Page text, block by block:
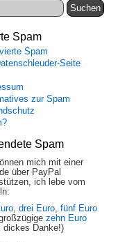
Spam
Spam
Seite
zur Spam
Spam
mich mit einer
über PayPal
ich lebe vom
, drei Euro, fünf Euro
zehn Euro
dickes Danke!)